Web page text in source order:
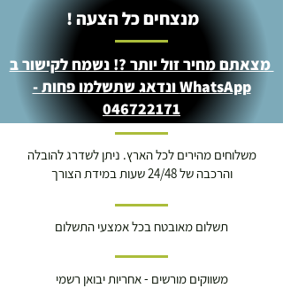
מנצחים כל הצעה !
מצאתם מחיר זול יותר ?! נשמח לקישור ב
WhatsApp ונדאג שתשלמו פחות -
046722171
משלוחים מהירים לכל הארץ. ניתן לשדרג להובלה
והרכבה של 24/48 שעות במידת הצורך
תשלום מאובטח בכל אמצעי התשלום
משווקים מורשים - אחריות יבואן רשמי